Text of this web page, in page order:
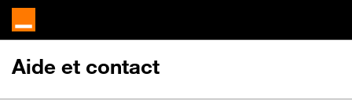
Aide et contact